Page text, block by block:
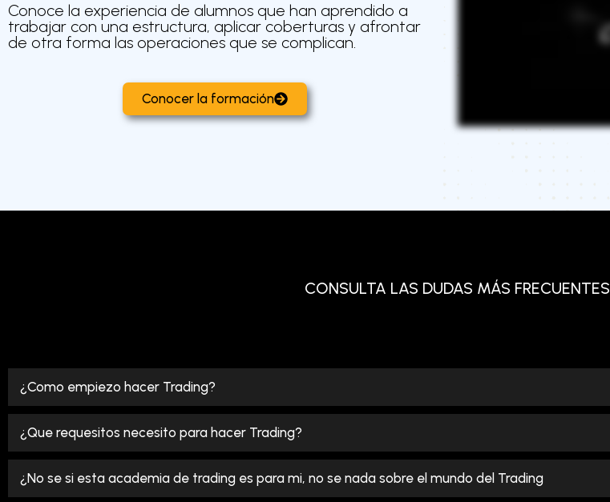
Conoce la experiencia de alumnos que han aprendido a
trabajar con una estructura, aplicar coberturas y afrontar
de otra forma las operaciones que se complican.
Conocer la formación
CONSULTA LAS DUDAS MÁS FRECUENTES
¿Como empiezo hacer Trading?
¿Que requesitos necesito para hacer Trading?
¿No se si esta academia de trading es para mi, no se nada sobre el mundo del Trading